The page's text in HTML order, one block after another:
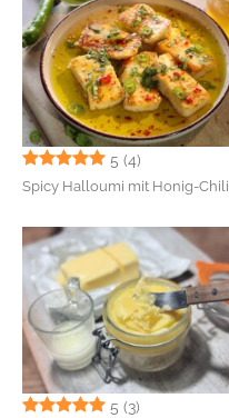
5 (4)
Spicy Halloumi mit Honig-
5 (3)